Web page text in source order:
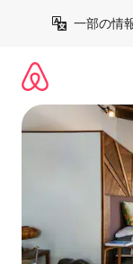
一部の情